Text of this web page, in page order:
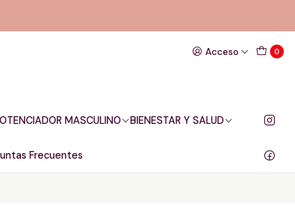
Acceso 0
MASCULINO BIENESTAR Y SALUD
Frecuentes